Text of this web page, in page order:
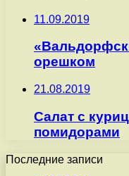
11.09.2019
орешком
21.08.2019
Салат с
помидорами
Последние записи